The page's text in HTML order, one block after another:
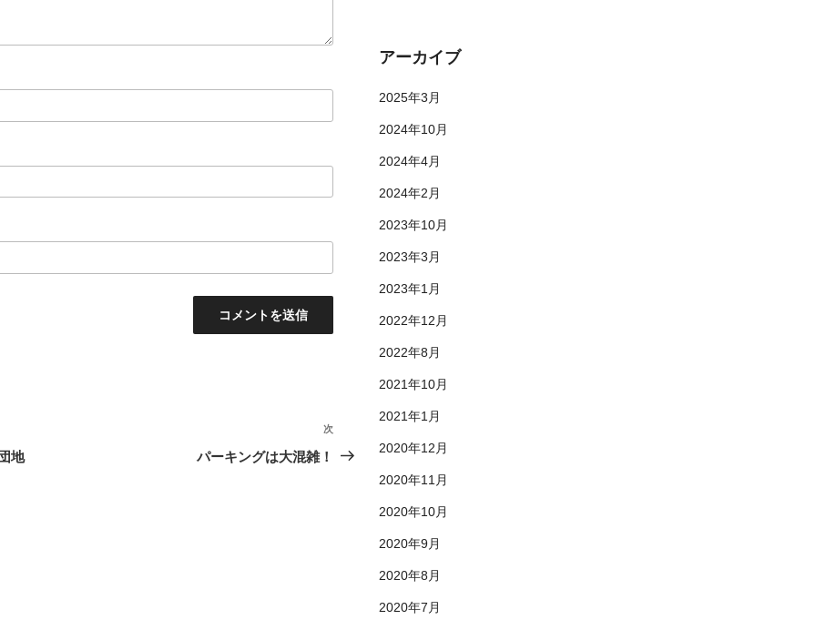
地
次
パーキングは大混雑！
アーカイブ
2025年3月
2024年10月
2024年4月
2024年2月
2023年10月
2023年3月
2023年1月
2022年12月
2022年8月
2021年10月
2021年1月
2020年12月
2020年11月
2020年10月
2020年9月
2020年8月
2020年7月